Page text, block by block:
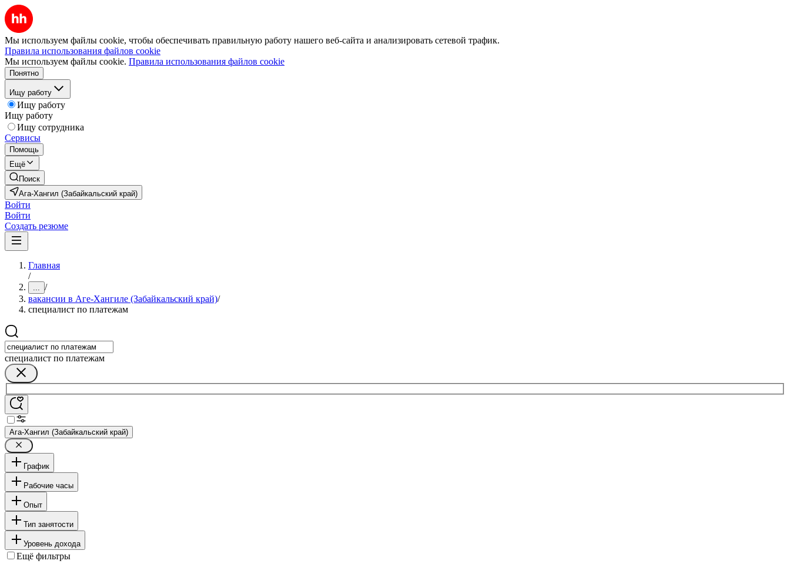
Мы используем файлы cookie, чтобы обеспечивать правильную работу нашего веб-сайта и анализировать сетевой трафик.
Правила использования файлов cookie
Мы используем файлы cookie. Правила использования файлов cookie
Понятно
Ищу работу
Ищу работу
Ищу работу
Ищу сотрудника
Сервисы
Помощь
Ещё
Поиск
Ага-Хангил (Забайкальский край)
Войти
Войти
Создать резюме
Главная
/
... /
вакансии в Аге-Хангиле (Забайкальский край)/
специалист по платежам
специалист по платежам
Ага-Хангил (Забайкальский край)
График
Рабочие часы
Опыт
Тип занятости
Уровень дохода
Ещё фильтры